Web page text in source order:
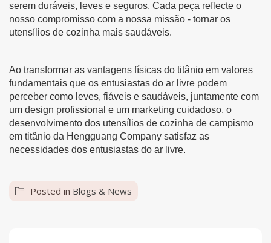
serem duráveis, leves e seguros. Cada peça reflecte o
nosso compromisso com a nossa missão - tornar os
utensílios de cozinha mais saudáveis.
Ao transformar as vantagens físicas do titânio em valores
fundamentais que os entusiastas do ar livre podem
perceber como leves, fiáveis e saudáveis, juntamente com
um design profissional e um marketing cuidadoso, o
desenvolvimento dos utensílios de cozinha de campismo
em titânio da Hengguang Company satisfaz as
necessidades dos entusiastas do ar livre.
Posted in Blogs & News